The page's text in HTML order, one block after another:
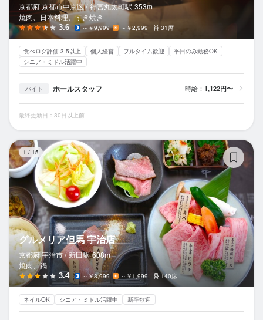
京都府 京都市中京区 / 神宮丸太町駅 353m
焼肉、日本料理、すき焼き
3.6 ～￥9,999 ～￥2,999 31席
食べログ評価 3.5以上 個人経営 フルタイム歓迎
平日のみ勤務OK
シニア・ミドル活躍中
バイト ホールスタッフ 時給： 1,122円〜
最終更新日：30日以上前
1 / 15
グルメリア但馬 宇治店
京都府 宇治市 / 新田駅 608m
焼肉、鍋
3.4 ～￥3,999 ～￥1,999 140席
ネイルOK シニア・ミドル活躍中 新卒歓迎